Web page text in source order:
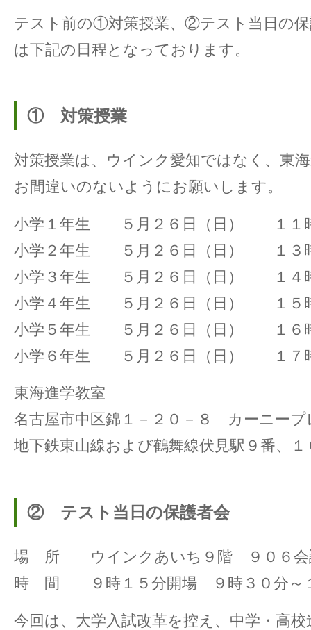
テスト前の①対策授業、②テスト当日の
は下記の日程となっております。
① 対策授業
対策授業は、ウインク愛知ではなく、東
お間違いのないようにお願いします。
小学１年生 ５月２６日（日） １１時
小学２年生 ５月２６日（日） １３時
小学３年生 ５月２６日（日） １４時
小学４年生 ５月２６日（日） １５時
小学５年生 ５月２６日（日） １６時
小学６年生 ５月２６日（日） １７時
東海進学教室
名古屋市中区錦１－２０－８ カーニープ
地下鉄東山線および鶴舞線伏見駅９番、
② テスト当日の保護者会
場 所 ウインクあいち９階 ９０６会
時 間 ９時１５分開場 ９時３０分～
今回は、大学入試改革を控え、中学・高